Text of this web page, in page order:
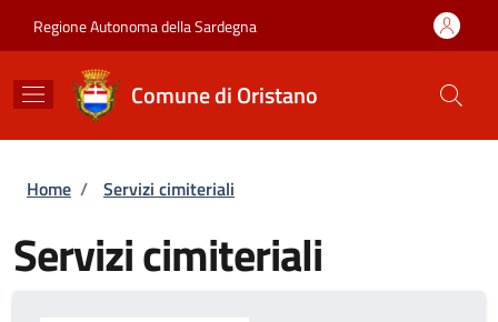
Regione Autonoma della Sardegna
Comune di Oristano
Briciole di pane
Home / Servizi cimiteriali
Servizi cimiteriali